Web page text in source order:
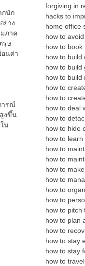
กนัก
ย่าง
ภาค
รุษ
นค่า
ารณ์
งขึ้น
น
forgiving in
hacks to
home office
how to
how to book
how to build
how to build
how to build
how to
how to
how to deal
how to
how to hide
how to
how to
how to
how to
how to
how to
how to
how to pitch
how to plan
how to
how to stay
how to stay
how to